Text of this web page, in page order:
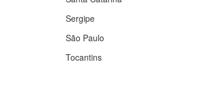
Sergipe
São Paulo
Tocantins